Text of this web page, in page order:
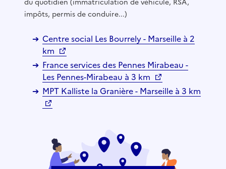
impôts, permis de conduire...)
Centre social Les Bourrely - Marseille à 2
km
France services des Pennes Mirabeau -
Les Pennes-Mirabeau à 3 km
MPT Kalliste la Granière - Marseille à 3 km